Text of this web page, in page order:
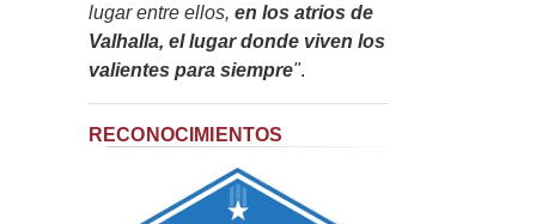
lugar entre ellos, en los atrios de
Valhalla, el lugar donde viven los
valientes para siempre".
RECONOCIMIENTOS